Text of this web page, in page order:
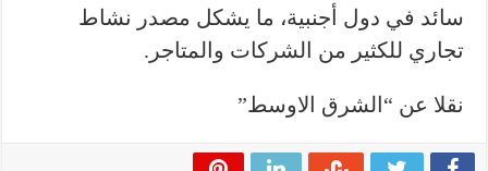
سائد في دول أجنبية، ما يشكل مصدر نشاط
تجاري للكثير من الشركات والمتاجر.
نقلا عن “الشرق الاوسط”